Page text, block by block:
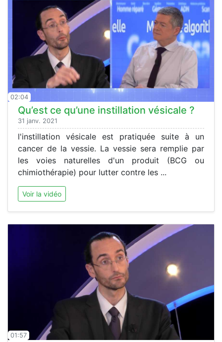
02:04
Qu’est ce qu’une instillation vésicale ?
31 janv. 2021
l'instillation vésicale est pratiquée suite à un
cancer de la vessie. La vessie sera remplie par
les voies naturelles d'un produit (BCG ou
chimiothérapie) pour lutter contre les ...
Voir la vidéo
01:57